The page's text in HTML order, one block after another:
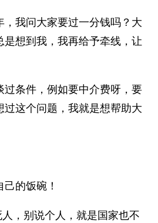
，我问大家要过一分钱吗？大
想到我，我再给予牵线，让
条件，例如要中介费呀，要
过这个问题，我就是想帮助大
的饭碗！
，别说个人，就是国家也不